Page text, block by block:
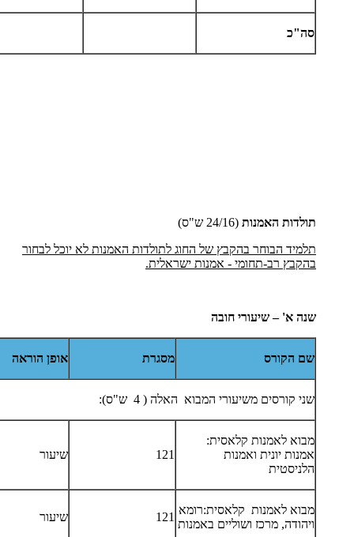
סה"כ
תולדות האמנות (24/16 ש"ס)
תלמיד הבוחר בהקבץ של החוג לתולדות האמנות לא יוכל לבחור
בהקבץ רב-תחומי - אמנות ישראלית.
שנה א' – שיעורי חובה
שם הקורס מסגרת אופן הוראה
שני קורסים משיעורי המבוא האלה ( 4 ש"ס):
מבוא לאמנות קלאסית:
אמנות יונית ואמנות
הלניסטית
121 שיעור
מבוא לאמנות קלאסית:רומא
ויהודה, מרכז ושוליים באמנות
121 שיעור